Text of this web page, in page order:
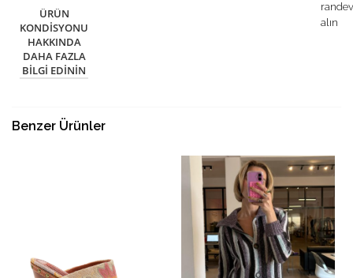
ÜRÜN
KONDISYONU
HAKKINDA
DAHA FAZLA
BILGI EDININ
alın
Benzer Ürünler